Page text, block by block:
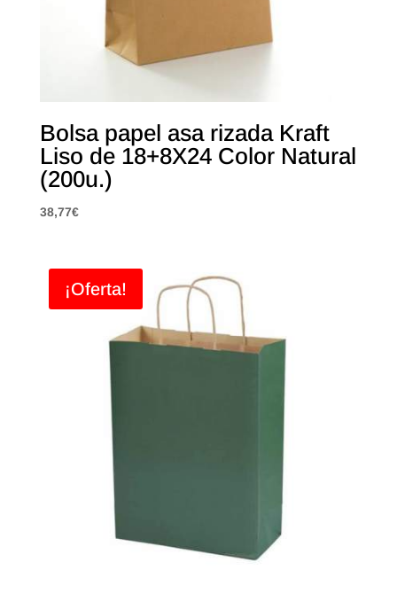
Bolsa papel asa rizada Kraft
Liso de 18+8X24 Color Natural
(200u.)
38,77€
¡Oferta!